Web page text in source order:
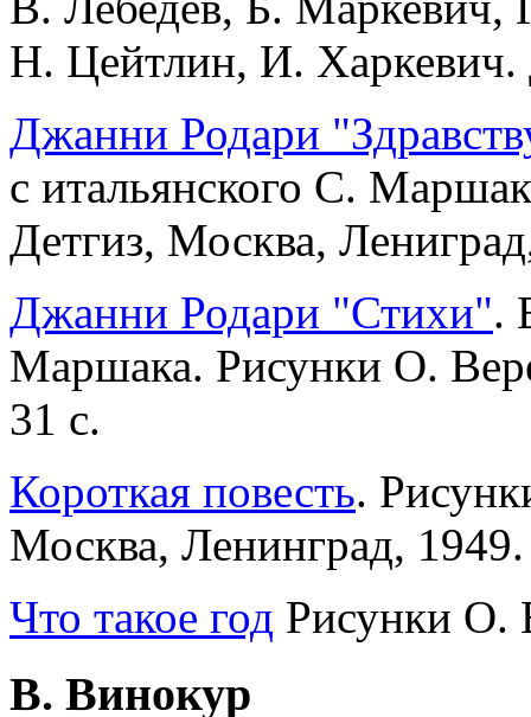
Н. Цейтлин, И. Харкевич.
Джанни Родари
с итальянского С.
Детгиз, Москва,
Джанни Родари "Стихи".
Маршака. Рисунки О.
31 с.
Короткая повесть.
Москва, Ленинград, 1949.
Что такое год Рисунки О.
В. Винокур